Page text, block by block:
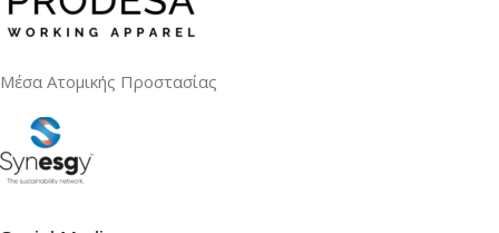
Μέσα Ατομικής Προστασίας